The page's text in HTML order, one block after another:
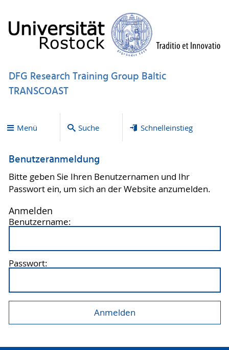
DFG Research Training Group Baltic
TRANSCOAST
Menü Suche Schnelleinstieg
Benutzeranmeldung
Bitte geben Sie Ihren Benutzernamen und Ihr
Passwort ein, um sich an der Website anzumelden.
Anmelden
Benutzername:
Passwort: